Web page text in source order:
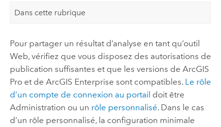
Dans cette rubrique
Pour partager un résultat d’analyse en tant qu’outil
Web, vérifiez que vous disposez des autorisations de
publication suffisantes et que les versions de ArcGIS
Proet de ArcGIS Enterprise sont compatibles. Le rôle
d’un compte de connexion au portail doit être
Administration ou un rôle personnalisé. Dans le cas
d’un rôle personnalisé, la configuration minimale